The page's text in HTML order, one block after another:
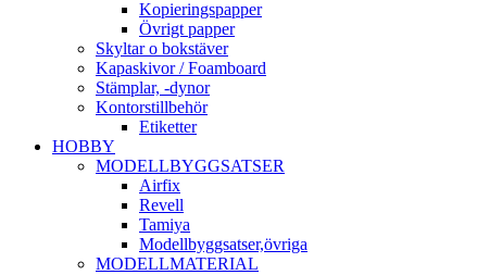
Kopieringspapper
Övrigt papper
Skyltar o bokstäver
Kapaskivor / Foamboard
Stämplar, -dynor
Kontorstillbehör
Etiketter
HOBBY
MODELLBYGGSATSER
Airfix
Revell
Tamiya
Modellbyggsatser,övriga
MODELLMATERIAL